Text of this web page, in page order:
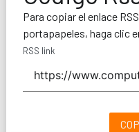
Para copiar el enlace
portapapeles, haga clic
RSS link